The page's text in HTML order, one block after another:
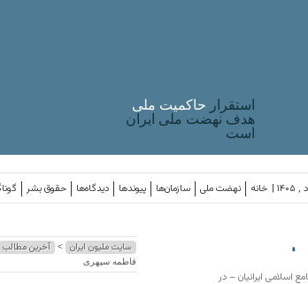
استقرار حاکميت ملی
هدف نهضت ملی ایران
است
حقوق بشر دیدگاه‌ها پیوندها سازمان‌ها نهضت ملی خانه
سایت ملیون ایران > آخرین مطالب
فاطمه سپهری
اسلامی ایرانیان – در